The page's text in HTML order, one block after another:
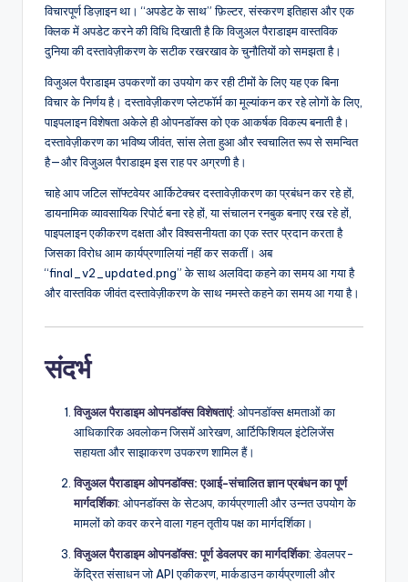
विचारपूर्ण डिज़ाइन था। “अपडेट के साथ” फ़िल्टर, संस्करण इतिहास और एक
क्लिक में अपडेट करने की विधि दिखाती है कि विजुअल पैराडाइम वास्तविक
दुनिया की दस्तावेज़ीकरण के सटीक रखरखाव के चुनौतियों को समझता है।
विजुअल पैराडाइम उपकरणों का उपयोग कर रही टीमों के लिए यह एक बिना
विचार के निर्णय है। दस्तावेज़ीकरण प्लेटफॉर्म का मूल्यांकन कर रहे लोगों के लिए,
पाइपलाइन विशेषता अकेले ही ओपनडॉक्स को एक आकर्षक विकल्प बनाती है।
दस्तावेज़ीकरण का भविष्य जीवंत, सांस लेता हुआ और स्वचालित रूप से समन्वित
है—और विजुअल पैराडाइम इस राह पर अग्रणी है।
चाहे आप जटिल सॉफ्टवेयर आर्किटेक्चर दस्तावेज़ीकरण का प्रबंधन कर रहे हों,
डायनामिक व्यावसायिक रिपोर्ट बना रहे हों, या संचालन रनबुक बनाए रख रहे हों,
पाइपलाइन एकीकरण दक्षता और विश्वसनीयता का एक स्तर प्रदान करता है
जिसका विरोध आम कार्यप्रणालियां नहीं कर सकतीं। अब
“final_v2_updated.png” के साथ अलविदा कहने का समय आ गया है
और वास्तविक जीवंत दस्तावेज़ीकरण के साथ नमस्ते कहने का समय आ गया है।
संदर्भ
विजुअल पैराडाइम ओपनडॉक्स विशेषताएं: ओपनडॉक्स क्षमताओं का
आधिकारिक अवलोकन जिसमें आरेखण, आर्टिफिशियल इंटेलिजेंस
सहायता और साझाकरण उपकरण शामिल हैं।
विजुअल पैराडाइम ओपनडॉक्स: एआई-संचालित ज्ञान प्रबंधन का पूर्ण
मार्गदर्शिका: ओपनडॉक्स के सेटअप, कार्यप्रणाली और उन्नत उपयोग के
मामलों को कवर करने वाला गहन तृतीय पक्ष का मार्गदर्शिका।
विजुअल पैराडाइम ओपनडॉक्स: पूर्ण डेवलपर का मार्गदर्शिका: डेवलपर-
केंद्रित संसाधन जो API एकीकरण, मार्कडाउन कार्यप्रणाली और